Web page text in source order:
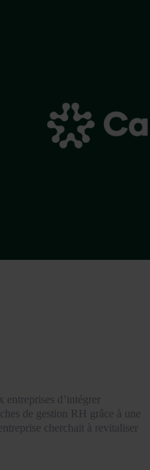
entreprises d’intégrer
de gestion RH grâce à une
cherchait à revitaliser